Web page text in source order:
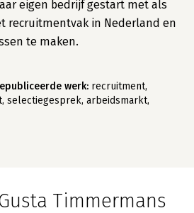
eigen bedrijf gestart met als
recruitmentvak in Nederland en
te maken.
werk: recruitment,
selectiegesprek, arbeidsmarkt,
Timmermans